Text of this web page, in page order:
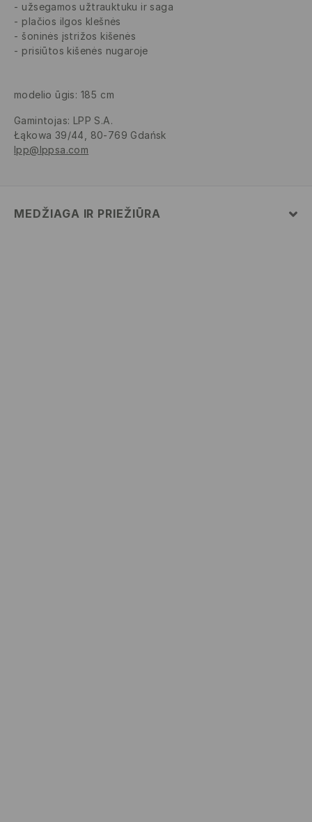
užsegamos užtrauktuku ir saga
plačios ilgos klešnės
šoninės įstrižos kišenės
prisiūtos kišenės nugaroje
modelio ūgis: 185 cm
Gamintojas: LPP S.A.
Łąkowa 39/44, 80-769 Gdańsk
lpp@lppsa.com
MEDŽIAGA IR PRIEŽIŪRA